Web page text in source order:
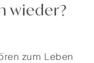
wieder?
zum Leben